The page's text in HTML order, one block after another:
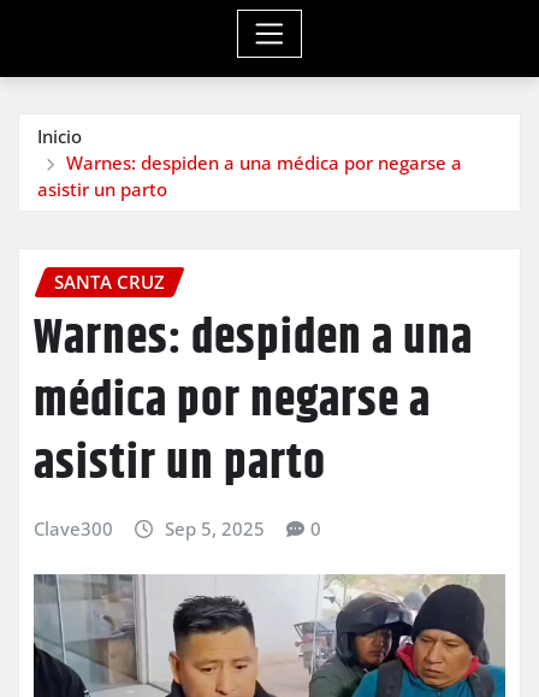
Inicio
Warnes: despiden a una médica por negarse a
asistir un parto
SANTA CRUZ
Warnes: despiden a una
médica por negarse a
asistir un parto
Clave300 Sep 5, 2025 0